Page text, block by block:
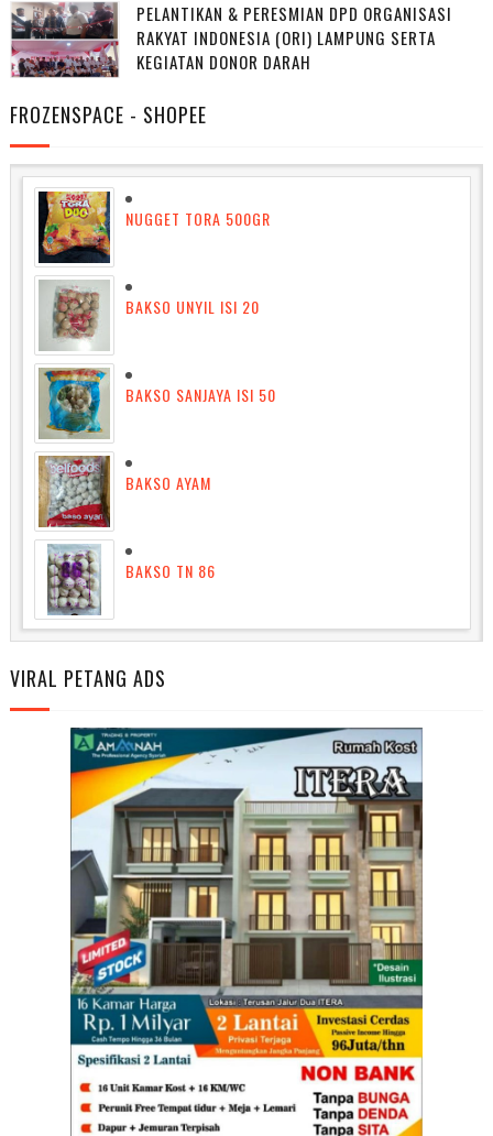
PELANTIKAN & PERESMIAN DPD ORGANISASI
RAKYAT INDONESIA (ORI) LAMPUNG SERTA
KEGIATAN DONOR DARAH
FROZENSPACE - SHOPEE
NUGGET TORA 500GR
BAKSO UNYIL ISI 20
BAKSO SANJAYA ISI 50
BAKSO AYAM
BAKSO TN 86
VIRAL PETANG ADS